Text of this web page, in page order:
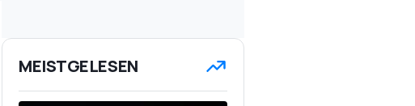
MEISTGELESEN